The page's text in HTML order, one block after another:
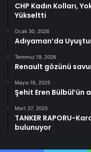
CHP Kadın Kolları,
Yükseltti
Ocak 30, 2026
Adıyaman’da
Temmuz 19, 2026
Renault gözünü
Mayıs 16, 2025
Şehit Eren
Mart 27, 2025
TANKER RAPORU-
bulunuyor